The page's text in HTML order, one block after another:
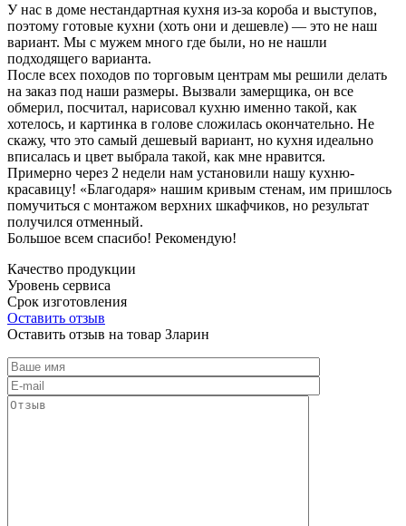
У нас в доме нестандартная кухня из-за короба и выступов,
поэтому готовые кухни (хоть они и дешевле) — это не наш
вариант. Мы с мужем много где были, но не нашли
подходящего варианта.
После всех походов по торговым центрам мы решили делать
на заказ под наши размеры. Вызвали замерщика, он все
обмерил, посчитал, нарисовал кухню именно такой, как
хотелось, и картинка в голове сложилась окончательно. Не
скажу, что это самый дешевый вариант, но кухня идеально
вписалась и цвет выбрала такой, как мне нравится.
Примерно через 2 недели нам установили нашу кухню-
красавицу! «Благодаря» нашим кривым стенам, им пришлось
помучиться с монтажом верхних шкафчиков, но результат
получился отменный.
Большое всем спасибо! Рекомендую!
Качество продукции
Уровень сервиса
Срок изготовления
Оставить отзыв
Оставить отзыв на товар Зларин